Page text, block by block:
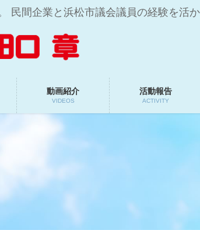
民間企業と浜松市議会議員の経験を活
動画紹介
VIDEOS
活動報告
ACTIVITY